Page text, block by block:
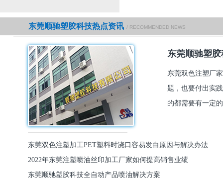
东莞顺驰塑胶科技热点资讯 / RECOMMENDED NEWS
东莞顺驰塑
东莞双色注塑厂
题，也要付出实
的都需要有一定
东莞双色注塑加工PET塑料时浇口容易发白原因与解决办法
2022年东莞注塑喷油丝印加工厂家如何提高销售业绩
东莞顺驰塑胶科技全自动产品喷油解决方案